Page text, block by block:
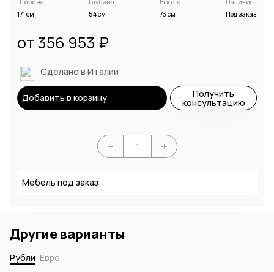
Ширина
171 см
Глубина
54 см
Высота
73 см
Наличие
Под заказ
от 356 953 ₽
Сделано в Италии
Добавить в корзину Получить
консультацию
Мебель под заказ
Другие варианты
Рубли Евро